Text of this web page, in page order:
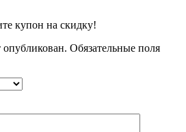
купон на скидку!
опубликован. Обязательные поля